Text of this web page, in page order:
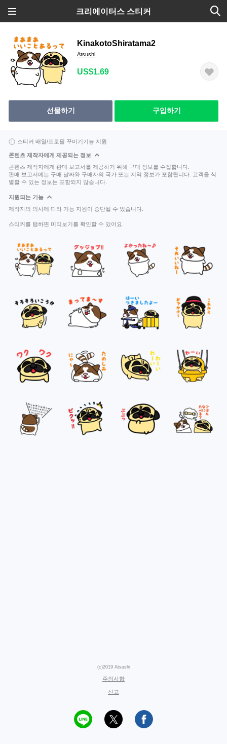
크리에이터스 스티커
KinakotoShiratama2
Atsushi
US$1.69
선물하기 구입하기
스티커 배열/프로필 꾸미기기능 지원
콘텐츠 제작자에게 제공되는 정보
콘텐츠 제작자에게 판매 보고서를 제공하기 위해 구매 정보를 수집합니다.
판매 보고서에는 구매 날짜와 구매자의 국가 또는 지역 정보가 포함됩니다. 고객을 식
별할 수 있는 정보는 포함되지 않습니다.
지원되는 기능
제작자의 의사에 따라 기능 지원이 중단될 수 있습니다.
스티커를 탭하면 미리보기를 확인할 수 있어요.
(c)2019 Atsushi
주의사항
신고